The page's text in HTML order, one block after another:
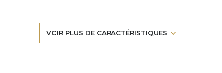
VOIR PLUS DE CARACTÉRISTIQUES